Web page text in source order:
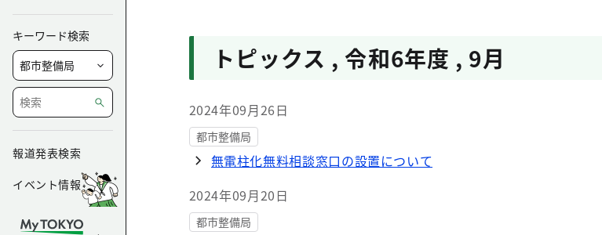
キーワード検索
報道発表検索
イベント情報
トピックス , 令和6年度 , 9月
2024年09月26日
都市整備局
無電柱化無料相談窓口の設置について
2024年09月20日
都市整備局